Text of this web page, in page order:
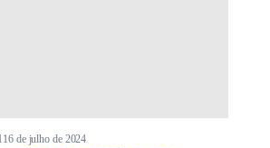
6 de julho de 2024